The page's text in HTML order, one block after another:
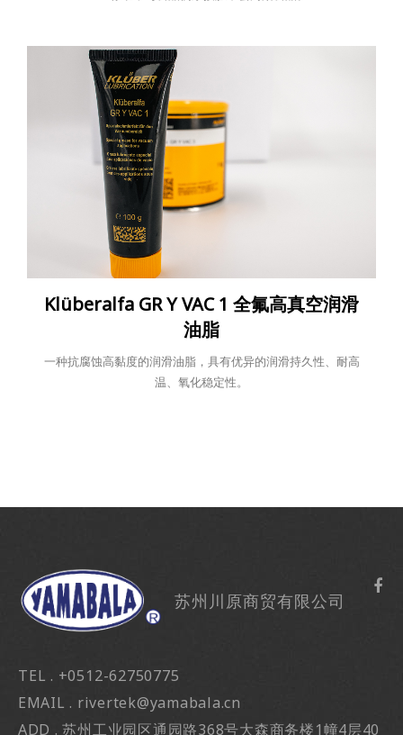
Klüberalfa GR Y VAC 1 全氟高真空润滑
油脂
一种抗腐蚀高黏度的润滑油脂，具有优异的润滑持久性、耐高
温、氧化稳定性。
苏州川原商贸有限公司
TEL . +0512-62750775
EMAIL . rivertek@yamabala.cn
ADD . 苏州工业园区通园路368号大森商务楼1幢4层40